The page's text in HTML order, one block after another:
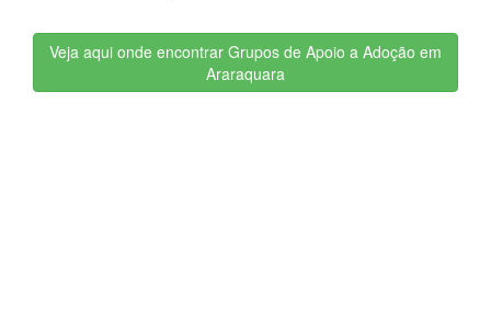
Veja aqui onde encontrar Grupos de Apoio a Adoção em
Araraquara